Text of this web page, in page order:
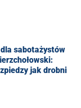
sabotażystów
jak drobni